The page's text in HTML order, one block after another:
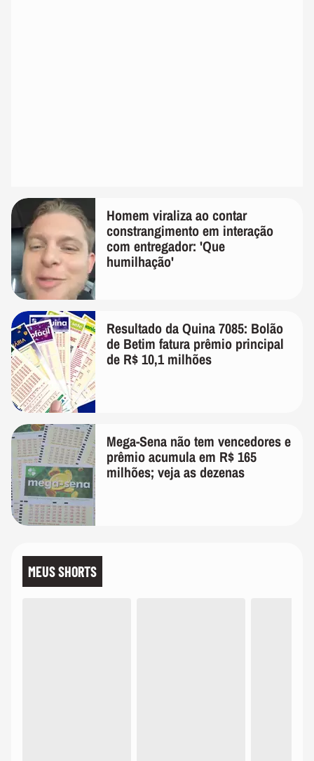
Homem viraliza ao contar
constrangimento em interação
com entregador: 'Que
humilhação'
Resultado da Quina 7085: Bolão
de Betim fatura prêmio principal
de R$ 10,1 milhões
Mega-Sena não tem vencedores e
prêmio acumula em R$ 165
milhões; veja as dezenas
MEUS SHORTS